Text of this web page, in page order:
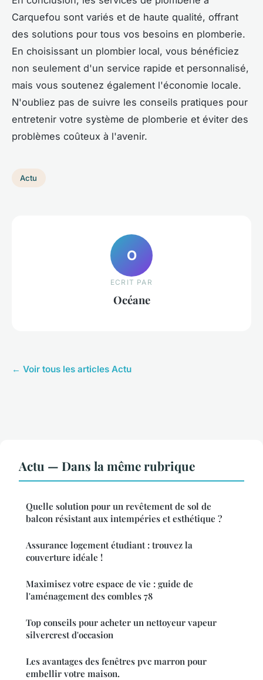
Carquefou sont variés et de haute qualité, offrant
des solutions pour tous vos besoins en plomberie.
En choisissant un plombier local, vous bénéficiez
non seulement d'un service rapide et personnalisé,
mais vous soutenez également l'économie locale.
N'oubliez pas de suivre les conseils pratiques pour
entretenir votre système de plomberie et éviter des
problèmes coûteux à l'avenir.
Actu
O
ECRIT PAR
Océane
← Voir tous les articles Actu
Actu — Dans la même rubrique
Quelle solution pour un revêtement de sol de
balcon résistant aux intempéries et esthétique ?
Assurance logement étudiant : trouvez la
couverture idéale !
Maximisez votre espace de vie : guide de
l'aménagement des combles 78
Top conseils pour acheter un nettoyeur vapeur
silvercrest d'occasion
Les avantages des fenêtres pvc marron pour
embellir votre maison.